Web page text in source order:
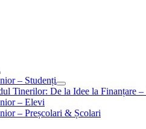
– Studenți
Tinerilor: De la Idee la Finanțare
– Elevi
– Preșcolari & Școlari